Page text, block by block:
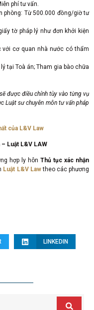
phí tư vấn.
phòng: Từ 500.000 đồng/giờ tư
tờ pháp lý như đơn khởi kiện
với cơ quan nhà nước có thẩm
tại Toà án; Tham gia bào chữa
được điều chỉnh tùy vào từng vụ
Luật sư chuyên môn tư vấn pháp
của L&V Law
– Luật L&V LAW
hợp ly hônThủ tục xác nhận
Luật L&V Lawtheo các phương
LINKEDIN